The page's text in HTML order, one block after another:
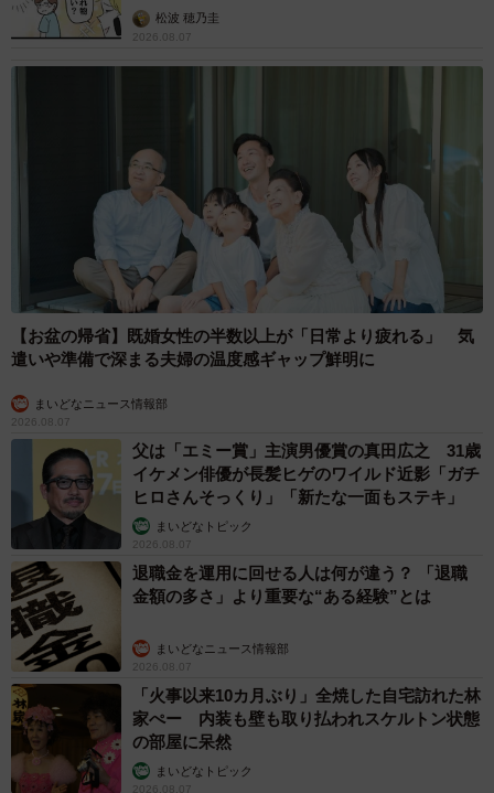
松波 穂乃圭
2026.08.07
【お盆の帰省】既婚女性の半数以上が「日常より疲れる」 気
遣いや準備で深まる夫婦の温度感ギャップ鮮明に
まいどなニュース情報部
2026.08.07
父は「エミー賞」主演男優賞の真田広之 31歳
イケメン俳優が長髪ヒゲのワイルド近影「ガチ
ヒロさんそっくり」「新たな一面もステキ」
まいどなトピック
2026.08.07
退職金を運用に回せる人は何が違う？ 「退職
金額の多さ」より重要な“ある経験”とは
まいどなニュース情報部
2026.08.07
「火事以来10カ月ぶり」全焼した自宅訪れた林
家ぺー 内装も壁も取り払われスケルトン状態
の部屋に呆然
まいどなトピック
2026.08.07